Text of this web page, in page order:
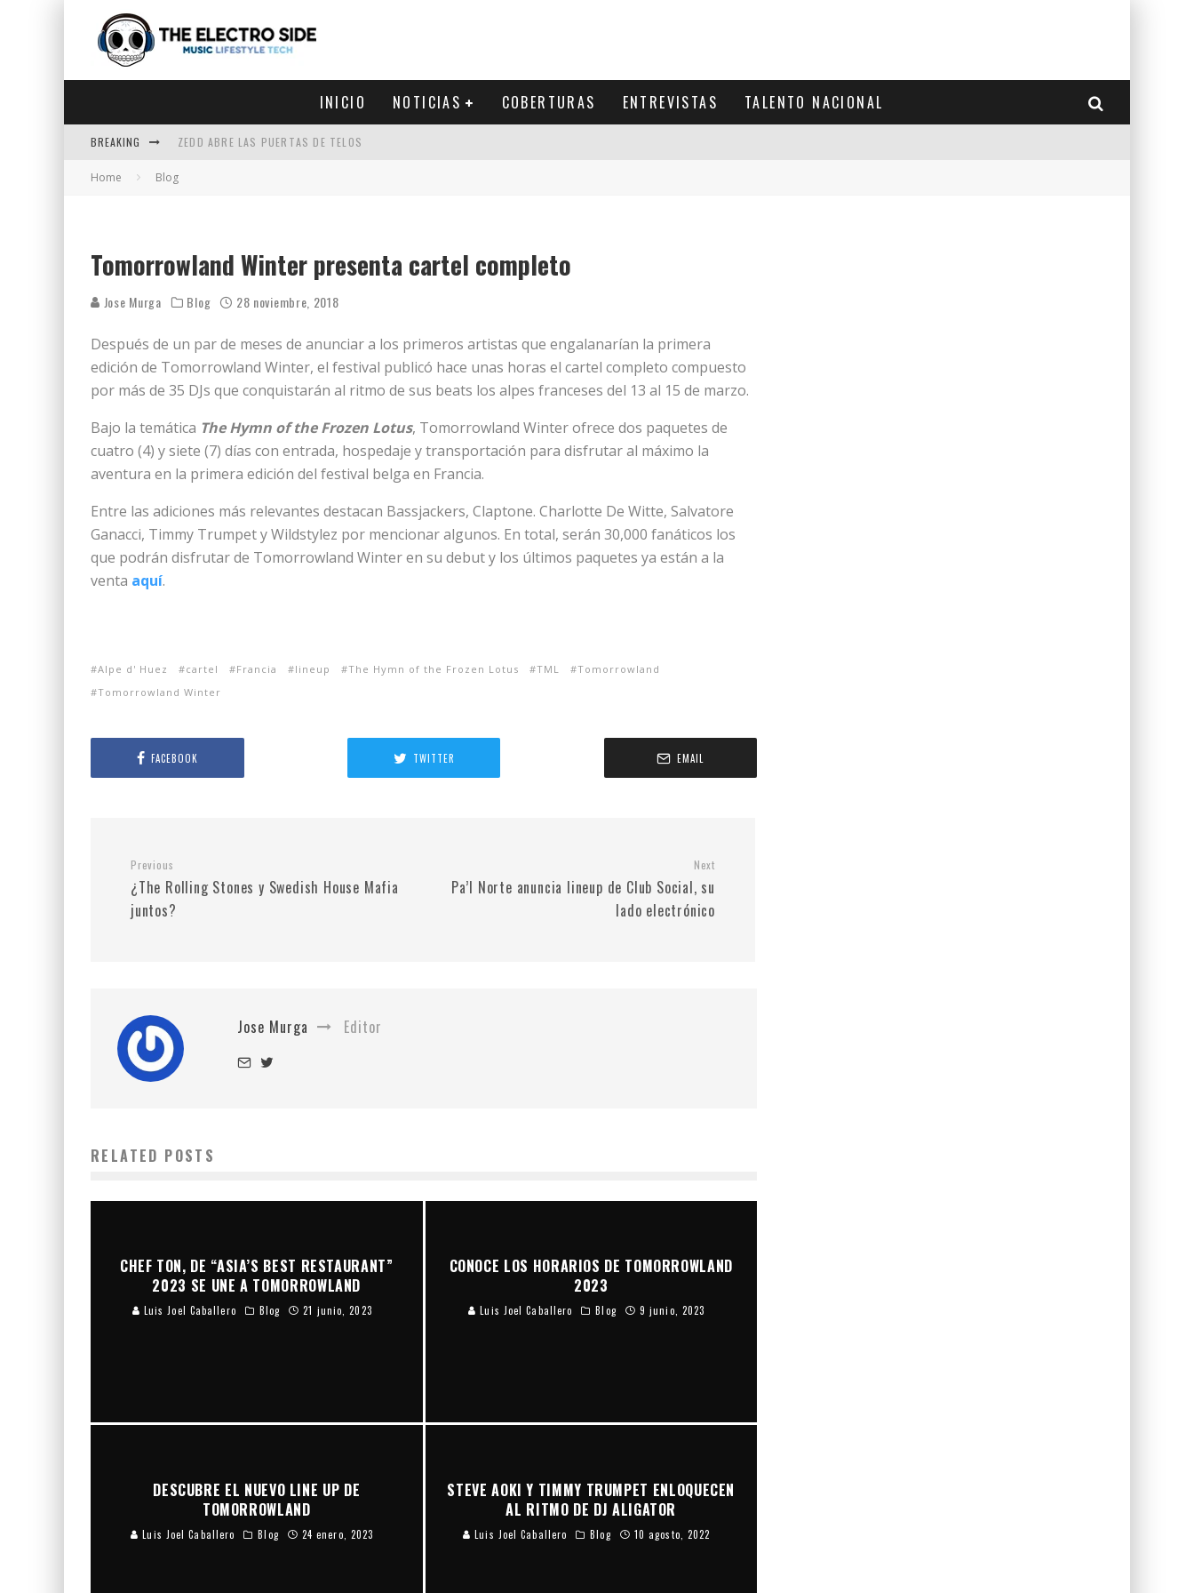
INICIO NOTICIAS COBERTURAS ENTREVISTAS TALENTO NACIONAL
BREAKING ZEDD ABRE LAS PUERTAS DE TELOS
ZEDD IN THE PARK VUELVE A LA
Home Blog
Tomorrowland Winter presenta cartel completo
Jose Murga Blog 28 noviembre, 2018
Después de un par de meses de anunciar a los primeros artistas que engalanarían la primera
edición de Tomorrowland Winter, el festival publicó hace unas horas el cartel completo compuesto
por más de 35 DJs que conquistarán al ritmo de sus beats los alpes franceses del 13 al 15 de marzo.
Bajo la temática The Hymn of the Frozen Lotus, Tomorrowland Winter ofrece dos paquetes de
cuatro (4) y siete (7) días con entrada, hospedaje y transportación para disfrutar al máximo la
aventura en la primera edición del festival belga en Francia.
Entre las adiciones más relevantes destacan Bassjackers, Claptone. Charlotte De Witte, Salvatore
Ganacci, Timmy Trumpet y Wildstylez por mencionar algunos. En total, serán 30,000 fanáticos los
que podrán disfrutar de Tomorrowland Winter en su debut y los últimos paquetes ya están a la
venta aquí.
Alpe d' Huez cartel Francia lineup The Hymn of the Frozen Lotus TML
Tomorrowland
Tomorrowland Winter
FACEBOOK TWITTER EMAIL
Previous
¿The Rolling Stones y Swedish House Mafia
juntos?
Next
Pa’l Norte anuncia lineup de Club Social, su
lado electrónico
Jose Murga Editor
RELATED POSTS
CHEF TON, DE “ASIA’S BEST RESTAURANT”
2023 SE UNE A TOMORROWLAND
Luis Joel Caballero Blog 21 junio, 2023
CONOCE LOS HORARIOS DE TOMORROWLAND
2023
Luis Joel Caballero Blog 9 junio, 2023
DESCUBRE EL NUEVO LINE UP DE
TOMORROWLAND
Luis Joel Caballero Blog 24 enero, 2023
STEVE AOKI Y TIMMY TRUMPET ENLOQUECEN
AL RITMO DE DJ ALIGATOR
Luis Joel Caballero Blog 10 agosto, 2022